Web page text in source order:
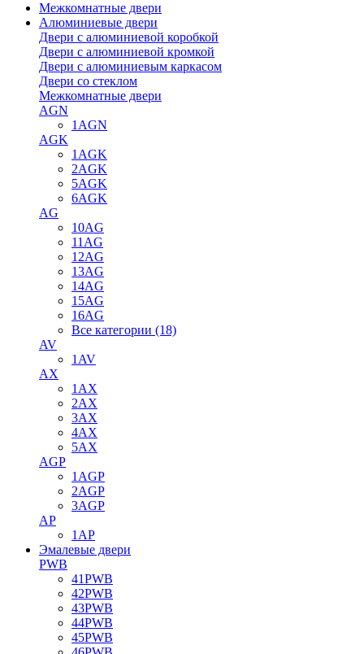
Межкомнатные двери
Алюминиевые двери
Двери с алюминиевой коробкой
Двери с алюминиевой кромкой
Двери с алюминиевым каркасом
Двери со стеклом
Межкомнатные двери
AGN
1AGN
AGK
1AGK
2AGK
5AGK
6AGK
AG
10AG
11AG
12AG
13AG
14AG
15AG
16AG
Все категории (18)
AV
1AV
AX
1AX
2AX
3AX
4AX
5AX
AGP
1AGP
2AGP
3AGP
AP
1AP
Эмалевые двери
PWB
41PWB
42PWB
43PWB
44PWB
45PWB